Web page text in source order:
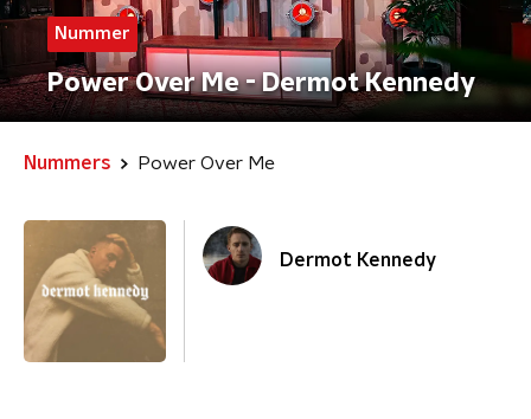
Nummer
Power Over Me - Dermot Kennedy
Nummers Power Over Me
Dermot Kennedy